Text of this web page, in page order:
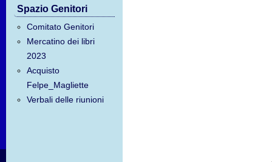
Spazio Genitori
Comitato Genitori
Mercatino dei libri
2023
Acquisto
Felpe_Magliette
Verbali delle riunioni